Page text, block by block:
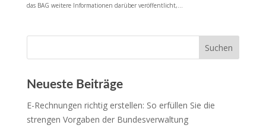
das BAG weitere Informationen darüber veröffentlicht,...
Neueste Beiträge
E-Rechnungen richtig erstellen: So erfüllen Sie die
strengen Vorgaben der Bundesverwaltung